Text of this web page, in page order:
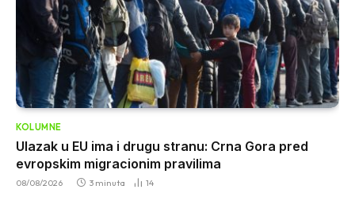
KOLUMNE
Ulazak u EU ima i drugu stranu: Crna Gora pred
evropskim migracionim pravilima
08/08/2026 3 minuta 14